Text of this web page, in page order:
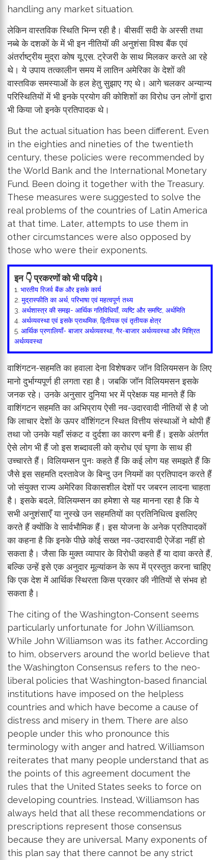
handling any market situation.
लेकिन वास्तविक स्थिति भिन्न रही है। बीसवीं सदी के अस्सी तथा
नब्बे के दशकों के में भी इन नीतियों की अनुशंसा विश्व बैंक एवं
अंतर्राष्ट्रीय मुद्रा कोष यू.एस. ट्रेजरी के साथ मिलकर करते आ रहे
थे। ये उपाय तत्कालीन समय में लातिन अमेरिका के देशों की
वास्तविक समस्याओं के हल हेतु सुझाए गए थे। आगे चलकर अन्यान्य
परिस्थितियों में भी इनके प्रयोग की कोशिशों का विरोध उन लोगों द्वारा
भी किया जो इनके प्रतिपादक थे।
But the actual situation has been different. Even
in the eighties and nineties of the twentieth
century, these policies were recommended by
the World Bank and the International Monetary
Fund. Been doing it together with the Treasury.
These measures were suggested to solve the
real problems of the countries of Latin America
at that time. Later, attempts to use them in
other circumstances were also opposed by
those who were their exponents.
इन 👇 प्रकरणों को भी पढ़िये।
1. भारतीय रिजर्व बैंक और इसके कार्य
2. मुद्रास्फीति का अर्थ, परिभाषा एवं महत्वपूर्ण तथ्य
3. अर्थशास्त्र की समझ- आर्थिक गतिविधियाँ, व्यष्टि और समष्टि, अर्थमिति
4. अर्थव्यवस्था एवं इसके प्राथमिक, द्वितीयक एवं तृतीयक क्षेत्र
5. आर्थिक प्रणालियाँ- बाजार अर्थव्यवस्था, गैर-बाजार अर्थव्यवस्था और मिश्रित
अर्थव्यवस्था
वाशिंगटन-सहमति का हवाला देना विशेषकर जॉन विलियमसन के लिए
मानो दुर्भाग्यपूर्ण ही लगता रहा है। जबकि जॉन विलियमसन इसके
जनक रहे। उनके अनुसार दुनिया भर में प्रेक्षक यह मानते हैं कि
वाशिंगटन सहमति का अभिप्राय ऐसी नव-उदारवादी नीतियों से है जो
कि लाचार देशों के ऊपर वॉशिंगटन स्थित वित्तीय संस्थाओं ने थोपी हैं
तथा जो उनके यहाँ संकट व दुर्दशा का कारण बनी हैं। इसके अंतर्गत
ऐसे लोग भी हैं जो इस शब्दावली को क्रोध एवं घृणा के साथ ही
उच्चारते हैं। विलियम्सन पुनः कहते हैं कि कई लोग यह समझते हैं कि
जैसे इस सहमति दस्तावेज के बिन्दु उन नियमों का प्रतिपादन करते हैं
जो संयुक्त राज्य अमेरिका विकासशील देशों पर जबरन लादना चाहता
है। इसके बदले, विलियम्सन का हमेशा से यह मानना रहा है कि ये
सभी अनुशंसाएँ या नुस्खे उन सहमतियों का प्रतिनिधित्व इसलिए
करते हैं क्योंकि वे सार्वभौमिक हैं। इस योजना के अनेक प्रतिपादकों
का कहना है कि इनके पीछे कोई सख्त नव-उदारवादी ऐजेंडा नहीं हो
सकता है। जैसा कि मुक्त व्यापार के विरोधी कहते हैं या दावा करते हैं,
बल्कि उन्हें इसे एक अनुदार मूल्यांकन के रूप में प्रस्तुत करना चाहिए
कि एक देश में आर्थिक स्थिरता किस प्रकार की नीतियों से संभव हो
सकता है।
The citing of the Washington-Consent seems
particularly unfortunate for John Williamson.
While John Williamson was its father. According
to him, observers around the world believe that
the Washington Consensus refers to the neo-
liberal policies that Washington-based financial
institutions have imposed on the helpless
countries and which have become a cause of
distress and misery in them. There are also
people under this who pronounce this
terminology with anger and hatred. Williamson
reiterates that many people understand that as
the points of this agreement document the
rules that the United States seeks to force on
developing countries. Instead, Williamson has
always held that all these recommendations or
prescriptions represent those consensus
because they are universal. Many exponents of
this plan say that there cannot be any strict